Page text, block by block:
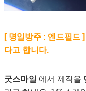
[ 명일방주 : 엔드필드
다고 합니다.
굿스마일 에서 제작을